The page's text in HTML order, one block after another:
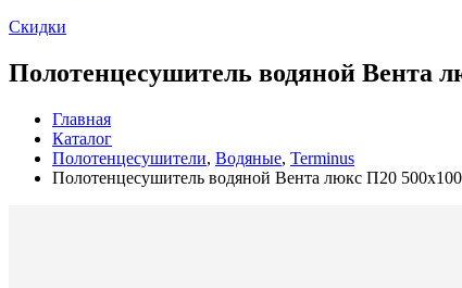
Скидки
Полотенцесушитель водяной Вента
Главная
Каталог
Полотенцесушители, Водяные, Terminus
Полотенцесушитель водяной Вента люкс П20